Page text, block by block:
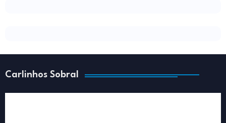
Carlinhos Sobral